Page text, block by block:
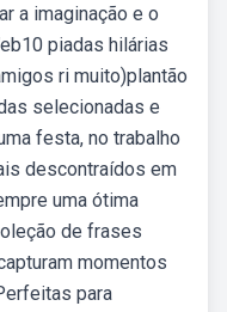
a imaginação e o
piadas hilárias
ri muito)plantão
selecionadas e
festa, no trabalho
descontraídos em
uma ótima
de frases
momentos
para